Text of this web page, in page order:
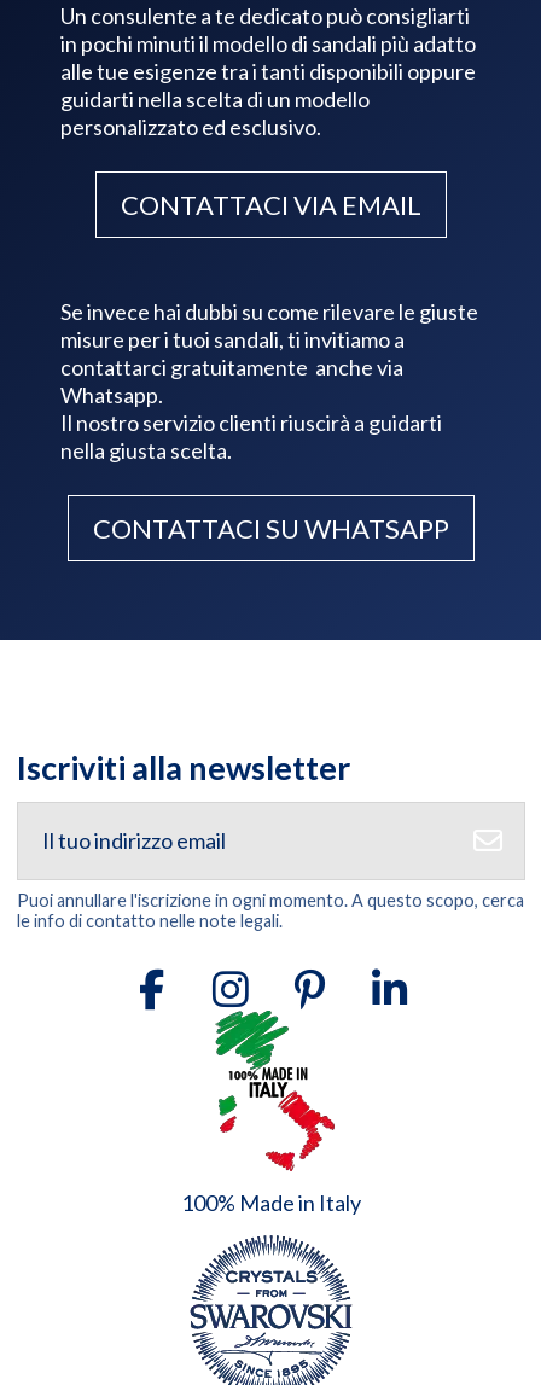
Un consulente a te dedicato può consigliarti
in pochi minuti il modello di sandali più adatto
alle tue esigenze tra i tanti disponibili oppure
guidarti nella scelta di un modello
personalizzato ed esclusivo.
CONTATTACI VIA EMAIL
Se invece hai dubbi su come rilevare le giuste
misure per i tuoi sandali, ti invitiamo a
contattarci gratuitamente anche via
Whatsapp.
Il nostro servizio clienti riuscirà a guidarti
nella giusta scelta.
CONTATTACI SU WHATSAPP
Iscriviti alla newsletter
Puoi annullare l'iscrizione in ogni momento. A questo scopo, cerca
le info di contatto nelle note legali.
100% Made in Italy